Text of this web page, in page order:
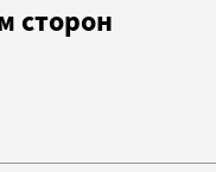
сторон